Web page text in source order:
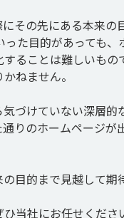
その先にある本来の
た目的があっても
ることは難しいもの
ねません。
づけていない深層的
りのホームページが
目的まで見越して期